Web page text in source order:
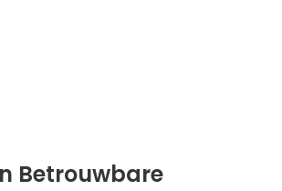
Betrouwbare